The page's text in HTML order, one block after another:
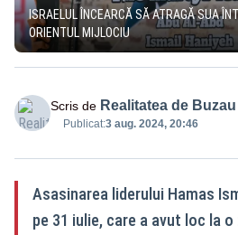
ISRAELUL ÎNCEARCĂ SĂ ATRAGĂ SUA
ORIENTUL MIJLOCIU
Scris de Realitatea de Buzau
Publicat:3 aug. 2024, 20:46
Asasinarea liderului Hamas
pe 31 iulie, care a avut loc la o